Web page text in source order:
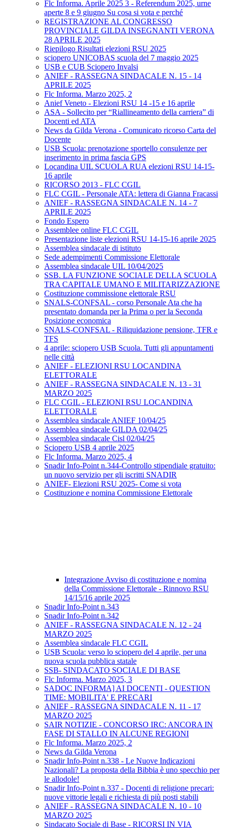
Flc Informa. Aprile 2025 3 - Referendum 2025, urne
aperte 8 e 9 giugno Su cosa si vota e perché
REGISTRAZIONE AL CONGRESSO
PROVINCIALE GILDA INSEGNANTI VERONA
28 APRILE 2025
Riepilogo Risultati elezioni RSU 2025
sciopero UNICOBAS scuola del 7 maggio 2025
USB e CUB Sciopero Invalsi
ANIEF - RASSEGNA SINDACALE N. 15 - 14
APRILE 2025
Flc Informa. Marzo 2025, 2
Anief Veneto - Elezioni RSU 14 -15 e 16 aprile
ASA - Sollecito per “Riallineamento della carriera” di
Docenti ed ATA
News da Gilda Verona - Comunicato ricorso Carta del
Docente
USB Scuola: prenotazione sportello consulenze per
inserimento in prima fascia GPS
Locandina UIL SCUOLA RUA elezioni RSU 14-15-
16 aprile
RICORSO 2013 - FLC CGIL
FLC CGIL - Personale ATA: lettera di Gianna Fracassi
ANIEF - RASSEGNA SINDACALE N. 14 - 7
APRILE 2025
Fondo Espero
Assemblee online FLC CGIL
Presentazione liste elezioni RSU 14-15-16 aprile 2025
Assemblea sindacale di istituto
Sede adempimenti Commissione Elettorale
Assemblea sindacale UIL 10/04/2025
SSB. LA FUNZIONE SOCIALE DELLA SCUOLA
TRA CAPITALE UMANO E MILITARIZZAZIONE
Costituzione commissione elettorale RSU
SNALS-CONFSAL - corso Personale Ata che ha
presentato domanda per la Prima o per la Seconda
Posizione economica
SNALS-CONFSAL - Riliquidazione pensione, TFR e
TFS
4 aprile: sciopero USB Scuola. Tutti gli appuntamenti
nelle città
ANIEF - ELEZIONI RSU LOCANDINA
ELETTORALE
ANIEF - RASSEGNA SINDACALE N. 13 - 31
MARZO 2025
FLC CGIL - ELEZIONI RSU LOCANDINA
ELETTORALE
Assemblea sindacale ANIEF 10/04/25
Assemblea sindacale GILDA 02/04/25
Assemblea sindacale Cisl 02/04/25
Sciopero USB 4 aprile 2025
Flc Informa. Marzo 2025, 4
Snadir Info-Point n.344-Controllo stipendiale gratuito:
un nuovo servizio per gli iscritti SNADIR
ANIEF- Elezioni RSU 2025- Come si vota
Costituzione e nomina Commissione Elettorale
Integrazione Avviso di costituzione e nomina
della Commissione Elettorale - Rinnovo RSU
14/15/16 aprile 2025
Snadir Info-Point n.343
Snadir Info-Point n.342
ANIEF - RASSEGNA SINDACALE N. 12 - 24
MARZO 2025
Assemblea sindacale FLC CGIL
USB Scuola: verso lo sciopero del 4 aprile, per una
nuova scuola pubblica statale
SSB- SINDACATO SOCIALE DI BASE
Flc Informa. Marzo 2025, 3
SADOC INFORMA] AI DOCENTI - QUESTION
TIME: MOBILITA' E PRECARI
ANIEF - RASSEGNA SINDACALE N. 11 - 17
MARZO 2025
SAIR NOTIZIE - CONCORSO IRC: ANCORA IN
FASE DI STALLO IN ALCUNE REGIONI
Flc Informa. Marzo 2025, 2
News da Gilda Verona
Snadir Info-Point n.338 - Le Nuove Indicazioni
Nazionali? La proposta della Bibbia è uno specchio per
le allodole!
Snadir Info-Point n.337 - Docenti di religione precari:
nuove vittorie legali e richiesta di più posti stabili
ANIEF - RASSEGNA SINDACALE N. 10 - 10
MARZO 2025
Sindacato Sociale di Base - RICORSI IN VIA